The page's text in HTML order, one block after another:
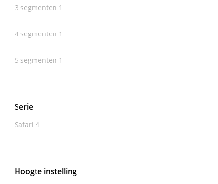
3 segmenten 1
4 segmenten 1
5 segmenten 1
Serie
Safari 4
Hoogte instelling